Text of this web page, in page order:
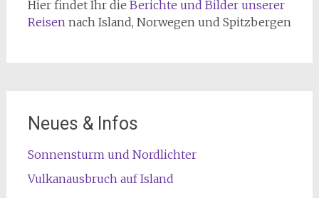
Hier findet Ihr die Berichte und Bilder unserer
Reisennach Island, Norwegen und Spitzbergen
Neues & Infos
Sonnensturm und Nordlichter
Vulkanausbruch auf Island